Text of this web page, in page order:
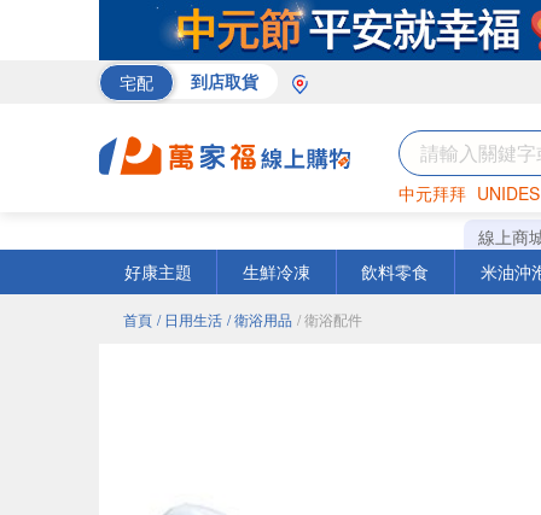
宅配 到店取貨
中元拜拜
罐頭 咖啡
線上商
好康主題
生鮮冷凍 飲料零食 米油沖
首頁 / 日用生活 / 衛浴用品 / 衛浴配件